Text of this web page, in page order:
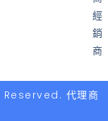
經
銷
商
Reserved. 代理商